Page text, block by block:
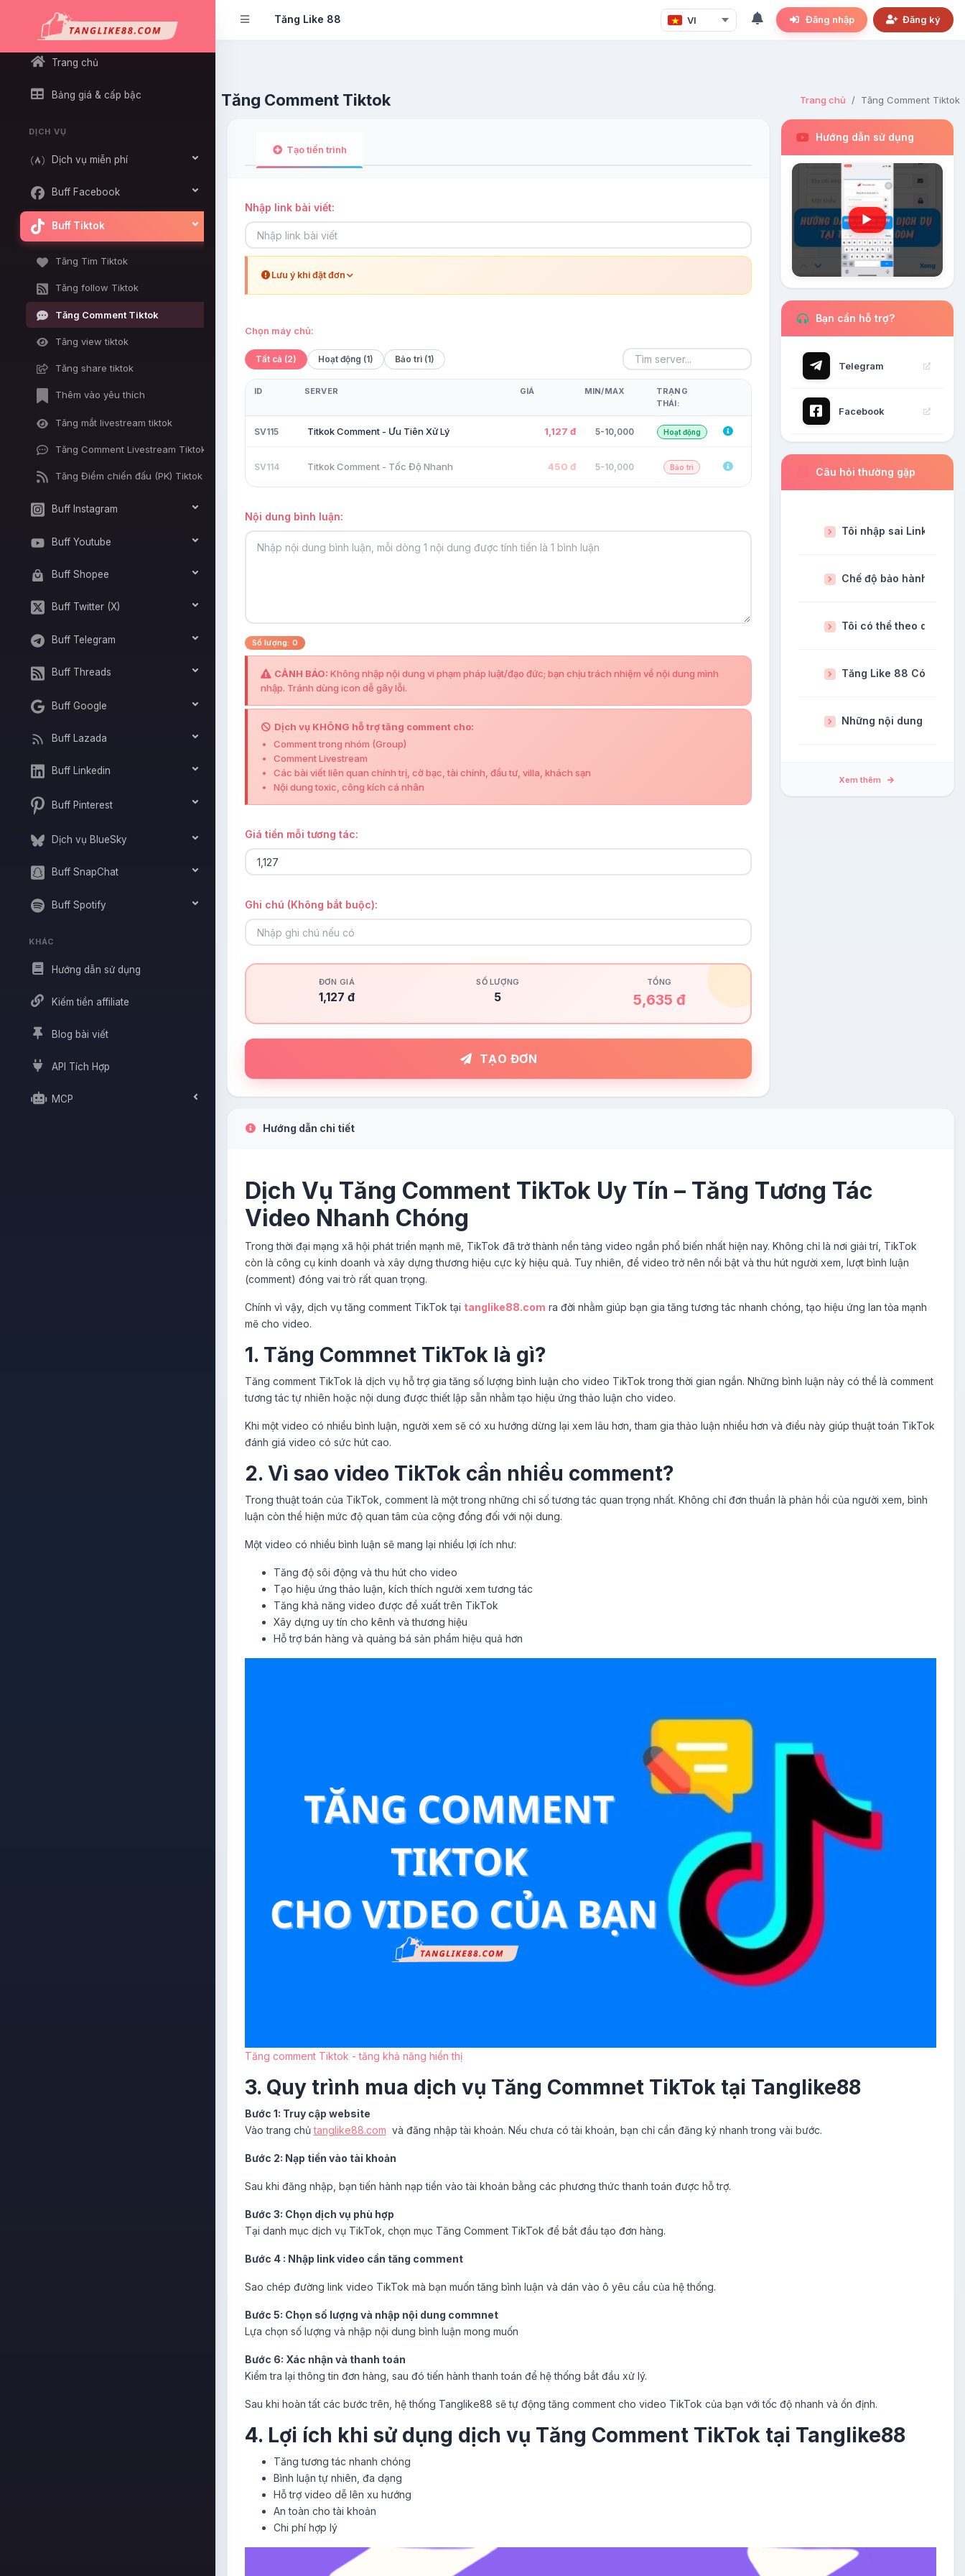
Tăng Like 88 Đăng nhập Đăng ký
Trang chủ
Bảng giá & cấp bậc
DỊCH VỤ
Dịch vụ miễn phí
Buff Facebook
Buff Tiktok
Tăng Tim Tiktok
Tăng follow Tiktok
Tăng Comment Tiktok
Tăng view tiktok
Tăng share tiktok
Thêm vào yêu thích
Tăng mắt livestream tiktok
Tăng Comment Livestream Tiktok
Tăng Điểm chiến đấu (PK) Tiktok
Buff Instagram
Buff Youtube
Buff Shopee
Buff Twitter (X)
Buff Telegram
Buff Threads
Buff Google
Buff Lazada
Buff Linkedin
Buff Pinterest
Dịch vụ BlueSky
Buff SnapChat
Buff Spotify
KHÁC
Hướng dẫn sử dụng
Kiếm tiền affiliate
Blog bài viết
API Tích Hợp
MCP
Tăng Comment Tiktok Trang chủ Tăng Comment Tiktok
Tạo tiến trình
Nhập link bài viết:
Lưu ý khi đặt đơn
Chọn máy chủ:
Tất cả (2) Hoạt động (1) Bảo trì (1)
ID SERVER GIÁ MIN/MAX
TRẠNG
THÁI:
SV115 Titkok Comment - Ưu Tiên Xử Lý 1,127 đ 5-10,000 Hoạt động
SV114 Titkok Comment - Tốc Độ Nhanh 450 đ 5-10,000 Bảo trì
Nội dung bình luận:
Số lượng: 0
CẢNH BÁO: Không nhập nội dung vi phạm pháp luật/đạo đức; bạn chịu trách nhiệm về nội dung mình
nhập. Tránh dùng icon dễ gây lỗi.
Dịch vụ KHÔNG hỗ trợ tăng comment cho:
Comment trong nhóm (Group)
Comment Livestream
Các bài viết liên quan chính trị, cờ bạc, tài chính, đầu tư, villa, khách sạn
Nội dung toxic, công kích cá nhân
Giá tiền mỗi tương tác:
Ghi chú (Không bắt buộc):
ĐƠN GIÁ
1,127 đ
SỐ LƯỢNG
5
TỔNG
5,635 đ
TẠO ĐƠN
Hướng dẫn sử dụng
▶
Bạn cần hỗ trợ?
Telegram
Facebook
Câu hỏi thường gặp
Tôi nhập sai Link thì
Chế độ bảo hành dịch
Tôi có thể theo dõi đơn
Tăng Like 88 Có Hoàn
Những nội dung bị cấm
Xem thêm
Hướng dẫn chi tiết
Dịch Vụ Tăng Comment TikTok Uy Tín – Tăng Tương Tác
Video Nhanh Chóng
Trong thời đại mạng xã hội phát triển mạnh mẽ, TikTok đã trở thành nền tảng video ngắn phổ biến nhất hiện nay. Không chỉ là nơi giải trí, TikTok
còn là công cụ kinh doanh và xây dựng thương hiệu cực kỳ hiệu quả. Tuy nhiên, để video trở nên nổi bật và thu hút người xem, lượt bình luận
(comment) đóng vai trò rất quan trọng.
Chính vì vậy, dịch vụ tăng comment TikTok tại tanglike88.com ra đời nhằm giúp bạn gia tăng tương tác nhanh chóng, tạo hiệu ứng lan tỏa mạnh
mẽ cho video.
1. Tăng Commnet TikTok là gì?
Tăng comment TikTok là dịch vụ hỗ trợ gia tăng số lượng bình luận cho video TikTok trong thời gian ngắn. Những bình luận này có thể là comment
tương tác tự nhiên hoặc nội dung được thiết lập sẵn nhằm tạo hiệu ứng thảo luận cho video.
Khi một video có nhiều bình luận, người xem sẽ có xu hướng dừng lại xem lâu hơn, tham gia thảo luận nhiều hơn và điều này giúp thuật toán TikTok
đánh giá video có sức hút cao.
2. Vì sao video TikTok cần nhiều comment?
Trong thuật toán của TikTok, comment là một trong những chỉ số tương tác quan trọng nhất. Không chỉ đơn thuần là phản hồi của người xem, bình
luận còn thể hiện mức độ quan tâm của cộng đồng đối với nội dung.
Một video có nhiều bình luận sẽ mang lại nhiều lợi ích như:
Tăng độ sôi động và thu hút cho video
Tạo hiệu ứng thảo luận, kích thích người xem tương tác
Tăng khả năng video được đề xuất trên TikTok
Xây dựng uy tín cho kênh và thương hiệu
Hỗ trợ bán hàng và quảng bá sản phẩm hiệu quả hơn
Tăng comment Tiktok - tăng khả năng hiển thị
3. Quy trình mua dịch vụ Tăng Commnet TikTok tại Tanglike88
Bước 1: Truy cập website
Vào trang chủtanglike88.com và đăng nhập tài khoản. Nếu chưa có tài khoản, bạn chỉ cần đăng ký nhanh trong vài bước.
Bước 2: Nạp tiền vào tài khoản
Sau khi đăng nhập, bạn tiến hành nạp tiền vào tài khoản bằng các phương thức thanh toán được hỗ trợ.
Bước 3: Chọn dịch vụ phù hợp
Tại danh mục dịch vụ TikTok, chọn mục Tăng Comment TikTok để bắt đầu tạo đơn hàng.
Bước 4 : Nhập link video cần tăng comment
Sao chép đường link video TikTok mà bạn muốn tăng bình luận và dán vào ô yêu cầu của hệ thống.
Bước 5: Chọn số lượng và nhập nội dung commnet
Lựa chọn số lượng và nhập nội dung bình luận mong muốn
Bước 6: Xác nhận và thanh toán
Kiểm tra lại thông tin đơn hàng, sau đó tiến hành thanh toán để hệ thống bắt đầu xử lý.
Sau khi hoàn tất các bước trên, hệ thống Tanglike88 sẽ tự động tăng comment cho video TikTok của bạn với tốc độ nhanh và ổn định.
4. Lợi ích khi sử dụng dịch vụ Tăng Comment TikTok tại Tanglike88
Tăng tương tác nhanh chóng
Bình luận tự nhiên, đa dạng
Hỗ trợ video dễ lên xu hướng
An toàn cho tài khoản
Chi phí hợp lý